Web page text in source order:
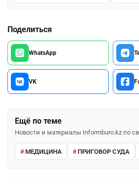
Поделиться
WhatsApp
VK
Ещё по теме
Новости и материалы Informburo.kz по
МЕДИЦИНА ПРИГОВОР СУДА